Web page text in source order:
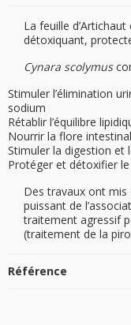
La feuille
détoxiquant,
Cynara scolymus
Stimuler l’élimination
sodium
Rétablir l’équilibre
Nourrir la flore
Stimuler la digestion et
Protéger et détoxifier
Des travaux ont
puissant de
traitement agressif
(traitement de la
Référence